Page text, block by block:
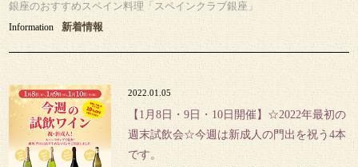
銀座のおすすめスペイン料理「スペインクラブ銀座」
Information 新着情報
2022.01.05
【1月8日・9日・10日開催】☆2022年最初の
週末試飲会☆今週は新成人の門出を祝う4本
です。